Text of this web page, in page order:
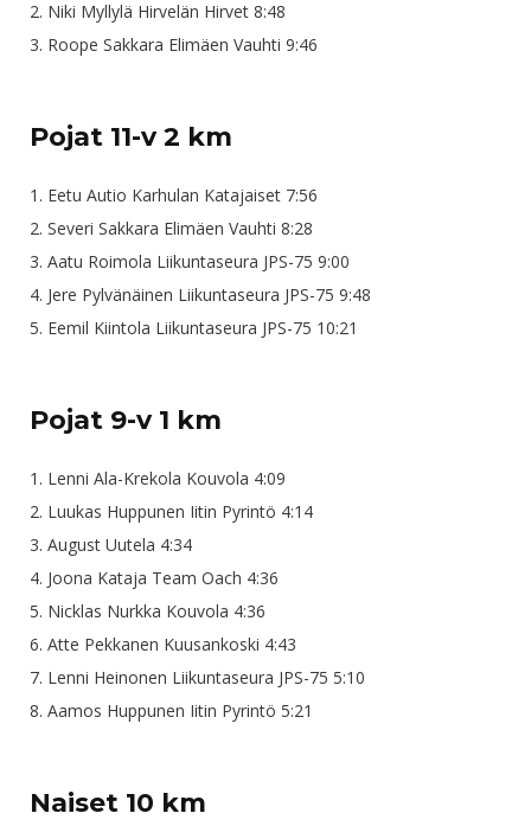
2. Niki Myllylä Hirvelän Hirvet 8:48
3. Roope Sakkara Elimäen Vauhti 9:46
Pojat 11-v 2 km
1. Eetu Autio Karhulan Katajaiset 7:56
2. Severi Sakkara Elimäen Vauhti 8:28
3. Aatu Roimola Liikuntaseura JPS-75 9:00
4. Jere Pylvänäinen Liikuntaseura JPS-75 9:48
5. Eemil Kiintola Liikuntaseura JPS-75 10:21
Pojat 9-v 1 km
1. Lenni Ala-Krekola Kouvola 4:09
2. Luukas Huppunen Iitin Pyrintö 4:14
3. August Uutela 4:34
4. Joona Kataja Team Oach 4:36
5. Nicklas Nurkka Kouvola 4:36
6. Atte Pekkanen Kuusankoski 4:43
7. Lenni Heinonen Liikuntaseura JPS-75 5:10
8. Aamos Huppunen Iitin Pyrintö 5:21
Naiset 10 km